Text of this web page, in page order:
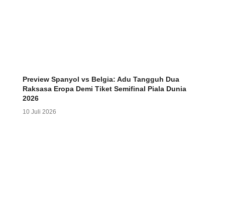
Preview Spanyol vs Belgia: Adu Tangguh Dua
Raksasa Eropa Demi Tiket Semifinal Piala Dunia
2026
10 Juli 2026